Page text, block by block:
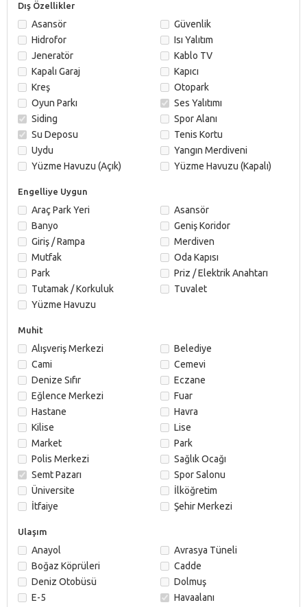
Dış Özellikler
Asansör
Güvenlik
Hidrofor
Isı Yalıtım
Jeneratör
Kablo TV
Kapalı Garaj
Kapıcı
Kreş
Otopark
Oyun Parkı
Ses Yalıtımı
Siding
Spor Alanı
Su Deposu
Tenis Kortu
Uydu
Yangın Merdiveni
Yüzme Havuzu (Açık)
Yüzme Havuzu (Kapalı)
Engelliye Uygun
Araç Park Yeri
Asansör
Banyo
Geniş Koridor
Giriş / Rampa
Merdiven
Mutfak
Oda Kapısı
Park
Priz / Elektrik Anahtarı
Tutamak / Korkuluk
Tuvalet
Yüzme Havuzu
Muhit
Alışveriş Merkezi
Belediye
Cami
Cemevi
Denize Sıfır
Eczane
Eğlence Merkezi
Fuar
Hastane
Havra
Kilise
Lise
Market
Park
Polis Merkezi
Sağlık Ocağı
Semt Pazarı
Spor Salonu
Üniversite
İlköğretim
İtfaiye
Şehir Merkezi
Ulaşım
Anayol
Avrasya Tüneli
Boğaz Köprüleri
Cadde
Deniz Otobüsü
Dolmuş
E-5
Havaalanı